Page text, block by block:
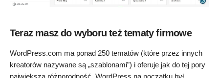
Teraz masz do wyboru też tematy firmowe
WordPress.com ma ponad 250 tematów (które przez innych
kreatorów nazywane są „szablonami”) i oferuje jak do tej pory
największą różnorodność. WordPress na początku był